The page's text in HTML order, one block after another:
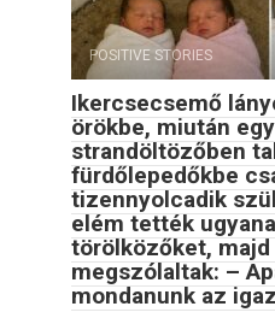
POSITIVE STORIES
Ikercsecsemő
örökbe, miután
strandöltözőben
fürdőlepedőkbe
tizennyolcadik
elém tették
törölközőket,
megszólaltak: –
mondanunk az